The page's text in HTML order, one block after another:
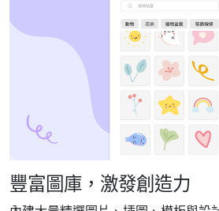
豐富圖庫，激發創造力